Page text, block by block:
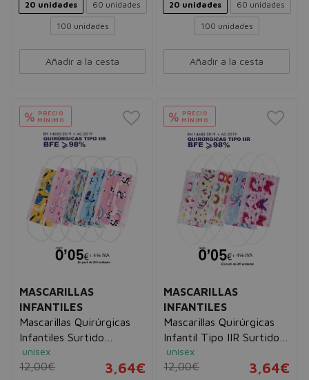
20 unidades 60 unidades
100 unidades
Añadir a la cesta
20 unidades 60 unidades
100 unidades
Añadir a la cesta
% PRECIO
MÍNIMO
MASCARILLAS
INFANTILES
Mascarillas Quirúrgicas
Infantiles Surtido
Dibujitos tipo IIR de 3
Capas
unisex
12,00€ 3,64€
% PRECIO
MÍNIMO
MASCARILLAS
INFANTILES
Mascarillas Quirúrgicas
Infantil Tipo IIR Surtido
Infantil I
unisex
12,00€ 3,64€